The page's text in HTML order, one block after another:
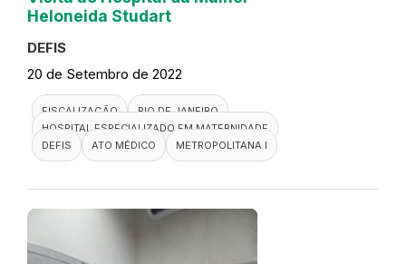
Heloneida Studart
DEFIS
20 de Setembro de 2022
FISCALIZAÇÃO
RIO DE JANEIRO
HOSPITAL ESPECIALIZADO EM MATERNIDADE
DEFIS
ATO MÉDICO METROPOLITANA I